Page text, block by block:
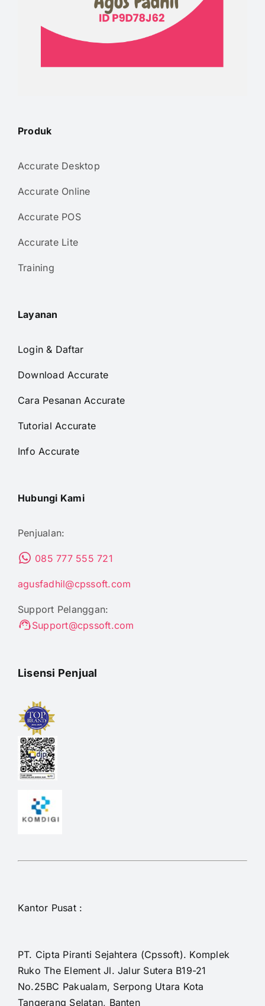
Produk
Accurate Desktop
Accurate Online
Accurate POS
Accurate Lite
Training
Layanan
Login & Daftar
Download Accurate
Cara Pesanan Accurate
Tutorial Accurate
Info Accurate
Hubungi Kami
Penjualan:
085 777 555 721
agusfadhil@cpssoft.com
Support Pelanggan:
Support@cpssoft.com
Lisensi Penjual
Kantor Pusat :
PT. Cipta Piranti Sejahtera (Cpssoft). Komplek
Ruko The Element Jl. Jalur Sutera B19-21
No.25BC Pakualam, Serpong Utara Kota
Tangerang Selatan, Banten